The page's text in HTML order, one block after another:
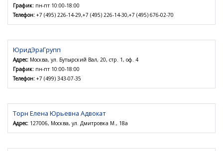
График: пн-пт 10:00-18:00
Телефон: +7 (495) 226-14-29,+7 (495) 226-14-30,+7 (495) 676-02-70
ЮридЭраГрупп
Адрес: Москва, ул. Бутырский Вал, 20, стр. 1, оф. 4
График: пн-пт 10:00-18:00
Телефон: +7 (499) 343-07-35
Торн Елена Юрьевна Адвокат
Адрес: 127006, Москва, ул. Дмитровка М., 18а